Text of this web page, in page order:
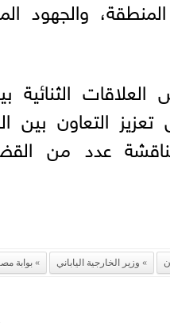
والجهود
الثنائية
تعزيز التعاون
عدد من
وزير الخارجية الياباني بوابة مصر